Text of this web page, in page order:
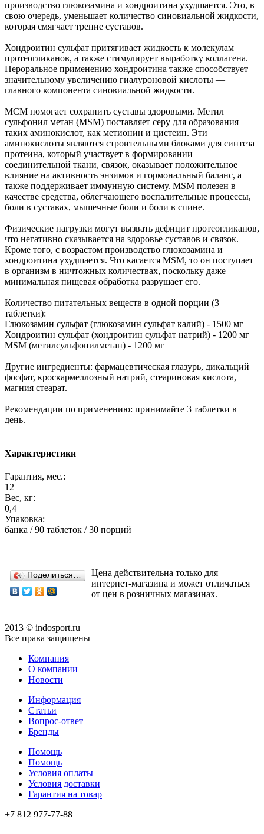
производство глюкозамина и хондроитина ухудшается. Это, в
свою очередь, уменьшает количество синовиальной жидкости,
которая смягчает трение суставов.
Хондроитин сульфат притягивает жидкость к молекулам
протеогликанов, а также стимулирует выработку коллагена.
Пероральное применению хондроитина также способствует
значительному увеличению гиалуроновой кислоты —
главного компонента синовиальной жидкости.
МСМ помогает сохранить суставы здоровыми. Метил
сульфонил метан (MSM) поставляет серу для образования
таких аминокислот, как метионин и цистеин. Эти
аминокислоты являются строительными блоками для синтеза
протеина, который участвует в формировании
соединительной ткани, связок, оказывает положительное
влияние на активность энзимов и гормональный баланс, а
также поддерживает иммунную систему. MSM полезен в
качестве средства, облегчающего воспалительные процессы,
боли в суставах, мышечные боли и боли в спине.
Физические нагрузки могут вызвать дефицит протеогликанов,
что негативно сказывается на здоровье суставов и связок.
Кроме того, с возрастом производство глюкозамина и
хондроитина ухудшается. Что касается MSM, то он поступает
в организм в ничтожных количествах, поскольку даже
минимальная пищевая обработка разрушает его.
Количество питательных веществ в одной порции (3
таблетки):
Глюкозамин сульфат (глюкозамин сульфат калий) - 1500 мг
Хондроитин сульфат (хондроитин сульфат натрий) - 1200 мг
MSM (метилсульфонилметан) - 1200 мг
Другие ингредиенты: фармацевтическая глазурь, дикальций
фосфат, кроскармеллозный натрий, стеариновая кислота,
магния стеарат.
Рекомендации по применению: принимайте 3 таблетки в
день.
Характеристики
Гарантия, мес.:
12
Вес, кг:
0,4
Упаковка:
банка / 90 таблеток / 30 порций
Поделиться…
Цена действительна только для
интернет-магазина и может отличаться
от цен в розничных магазинах.
2013 © indosport.ru
Все права защищены
Компания
О компании
Новости
Информация
Статьи
Вопрос-ответ
Бренды
Помощь
Помощь
Условия оплаты
Условия доставки
Гарантия на товар
+7 812 977-77-88